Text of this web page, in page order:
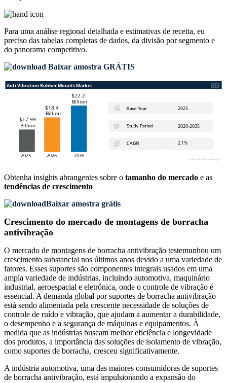
Para uma análise regional detalhada e estimativas de receita, eu
preciso das tabelas completas de dados, da divisão por segmento e
do panorama competitivo.
Baixar amostra GRÁTIS
Obtenha insights abrangentes sobre o tamanho do mercado e as
tendências de crescimento
Baixar amostra grátis
Crescimento do mercado de montagens de borracha
antivibração
O mercado de montagens de borracha antivibração testemunhou um
crescimento substancial nos últimos anos devido a uma variedade de
fatores. Esses suportes são componentes integrais usados ​​em uma
ampla variedade de indústrias, incluindo automotiva, maquinário
industrial, aeroespacial e eletrônica, onde o controle de vibração é
essencial. A demanda global por suportes de borracha antivibração
está sendo alimentada pela crescente necessidade de soluções de
controle de ruído e vibração, que ajudam a aumentar a durabilidade,
o desempenho e a segurança de máquinas e equipamentos. À
medida que as indústrias buscam melhor eficiência e longevidade
dos produtos, a importância das soluções de isolamento de vibração,
como suportes de borracha, cresceu significativamente.
A indústria automotiva, uma das maiores consumidoras de suportes
de borracha antivibração, está impulsionando a expansão do